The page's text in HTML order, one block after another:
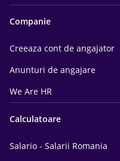
Companie
Creeaza cont de angajator
Anunturi de angajare
We Are HR
Calculatoare
Salario - Salarii Romania